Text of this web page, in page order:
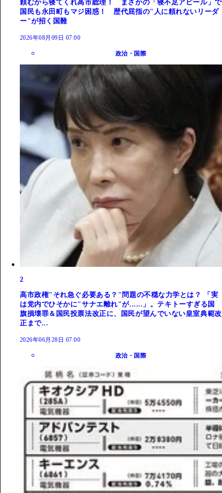
頼むから寝てくれ高市総理！ まさかの「寝不足アピール」で
国民も永田町もマジ困惑！ 歴代屈指の"人に頼れないリーダ
ー"が招く国難
2026年08月09日 07:00
政治・国際
2
高市政権"それ急ぐ必要ある？"問題の不穏な力学とは？ 「実
は党内でひそかに"サナエ離れ"が......」。テキトーすぎる国
旗損壊罪＆国民投票法改正に、国民が望んでいない皇室典範改
正まで...
2026年06月28日 07:00
政治・国際